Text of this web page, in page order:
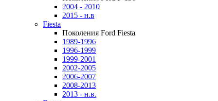
2004 - 2010
2015 - н.в
Fiesta
Поколения Ford Fiesta
1989-1996
1996-1999
1999-2001
2002-2005
2006-2007
2008-2013
2013 - н.в.